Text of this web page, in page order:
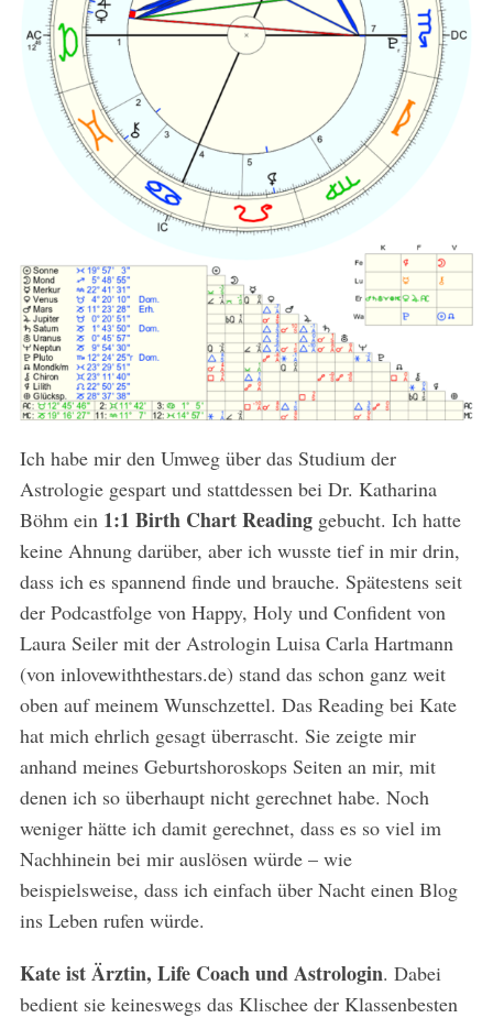
Ich habe mir den Umweg über das Studium der
Astrologie gespart und stattdessen bei Dr. Katharina
Böhm ein 1:1 Birth Chart Readinggebucht. Ich hatte
keine Ahnung darüber, aber ich wusste tief in mir drin,
dass ich es spannend finde und brauche. Spätestens seit
der Podcastfolge von Happy, Holy und Confident von
Laura Seiler mit der Astrologin Luisa Carla Hartmann
(von inlovewiththestars.de) stand das schon ganz weit
oben auf meinem Wunschzettel. Das Reading bei Kate
hat mich ehrlich gesagt überrascht. Sie zeigte mir
anhand meines Geburtshoroskops Seiten an mir, mit
denen ich so überhaupt nicht gerechnet habe. Noch
weniger hätte ich damit gerechnet, dass es so viel im
Nachhinein bei mir auslösen würde – wie
beispielsweise, dass ich einfach über Nacht einen Blog
ins Leben rufen würde.
Kate ist Ärztin, Life Coach und Astrologin. Dabei
bedient sie keineswegs das Klischee der Klassenbesten